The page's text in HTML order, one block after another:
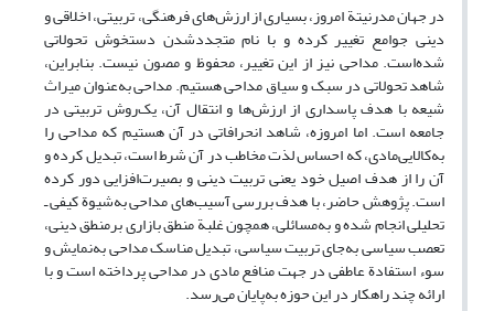
در جهان مدرنیتة امروز، بسیاری از ارزش‌های فرهنگی، تربیتی، اخلاقی و
دینی جوامع تغییر کرده و با نام متجددشدن دستخوش تحولاتی
شده‌است. مداحی نیز از این تغییر، محفوظ و مصون نیست. بنابراین،
شاهد تحولاتی در سبک و سیاق مداحی هستیم. مداحی به‌عنوان میراث
شیعه با هدف پاسداری از ارزش‌ها و انتقال آن، یک‌روش تربیتی در
جامعه است. اما امروزه، شاهد انحرافاتی در آن هستیم که مداحی را
به‌کالایی‌مادی، که احساس لذت مخاطب در آن شرط است، تبدیل کرده و
آن را از هدف اصیل خود یعنی تربیت دینی و بصیرت‌افزایی دور کرده
است. پژوهش حاضر، با هدف بررسی آسیب‌های مداحی به‌شیوة کیفی ـ
تحلیلی انجام شده و به‌مسائلی، همچون غلبة منطق بازاری برمنطق دینی،
تعصب سیاسی به‌جای تربیت سیاسی، تبدیل مناسک مداحی به‌نمایش و
سوء استفادة عاطفی در جهت منافع مادی در مداحی پرداخته است و با
ارائه چند راهکار در این حوزه به‌پایان می‌رسد.